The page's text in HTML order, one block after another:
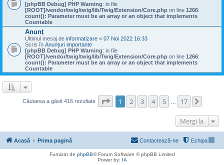
[phpBB Debug] PHP Warning: in file
[ROOT]/vendor/twig/twig/lib/Twig/Extension/Core.php on line 1266:
count(): Parameter must be an array or an object that implements
Countable
Anunț
Ultimul mesaj de informatizare « 07 Noi 2022 16:33
Scris în Anunțuri importante
[phpBB Debug] PHP Warning: in file
[ROOT]/vendor/twig/twig/lib/Twig/Extension/Core.php on line 1266:
count(): Parameter must be an array or an object that implements
Countable
Căutarea a găsit 416 rezultate Pagina1 din 17
1 2 3 4 5 17
Mergi la
Acasă Prima pagină Echipa
Contactează-ne
Furnizat de phpBB® Forum Software © phpBB Limited
Power by: IA